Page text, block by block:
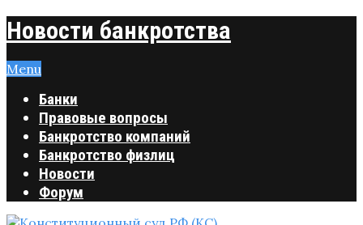
Новости банкротства
Menu
Банки
Правовые вопросы
Банкротство компаний
Банкротство физлиц
Новости
Форум